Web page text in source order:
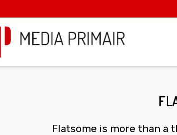
Flatsome is more than a